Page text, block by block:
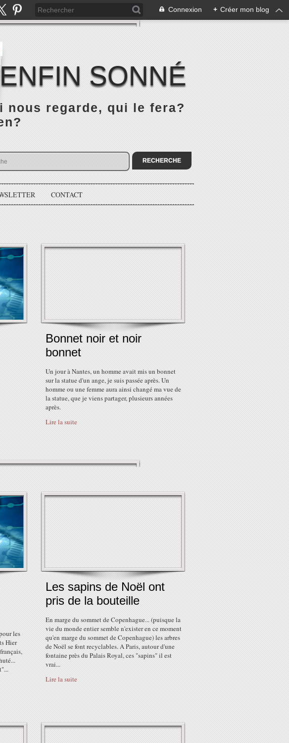
Connexion + Créer mon blog
SONNÉ
nous regarde, qui le fera?
CONTACT
Bonnet noir et noir
bonnet
Un jour à Nantes, un homme avait mis un bonnet
sur la statue d'un ange, je suis passée après. Un
homme ou une femme aura ainsi changé ma vue de
la statue, que je viens partager, plusieurs années
après.
Lire la suite
les
Hier
Les sapins de Noël ont
pris de la bouteille
En marge du sommet de Copenhague... (puisque la
vie du monde entier semble n'exister en ce moment
qu'en marge du sommet de Copenhague) les arbres
de Noël se font recyclables. A Paris, autour d'une
fontaine près du Palais Royal, ces "sapins" il est
vrai...
Lire la suite